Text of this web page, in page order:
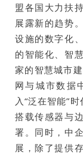
盟各国大力扶
展露新的趋势
设施的数字化
的智能化、智
家的智慧城市
网与城市数据
入“泛在智能”
搭载传感器与
署。同时，中
展，除了提供